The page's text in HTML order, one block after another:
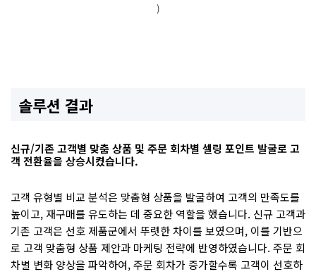
)
솔루션 결과
신규/기존 고객별 맞춤 상품 및 주문 회차별 셀링 포인트 발굴로 고
객 전환율을 상승시켰습니다.
고객 유형별 비교 분석은 맞춤형 상품을 발굴하여 고객의 만족도를
높이고, 재구매를 유도하는 데 중요한 역할을 했습니다. 신규 고객과
기존 고객은 선호 제품군에서 뚜렷한 차이를 보였으며, 이를 기반으
로 고객 맞춤형 상품 제안과 마케팅 전략에 반영하였습니다. 주문 회
차별 변화 양상을 파악하여, 주문 회차가 증가할수록 고객이 선호하